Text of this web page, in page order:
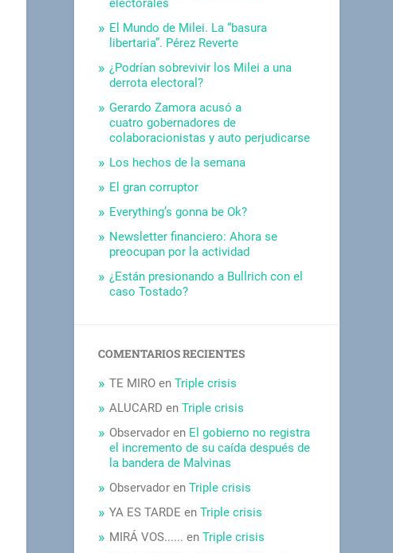
electorales
El Mundo de Milei. La “basura
libertaria”. Pérez Reverte
¿Podrían sobrevivir los Milei a una
derrota electoral?
Gerardo Zamora acusó a
cuatro gobernadores de
colaboracionistas y auto perjudicarse
Los hechos de la semana
El gran corruptor
Everything’s gonna be Ok?
Newsletter financiero: Ahora se
preocupan por la actividad
¿Están presionando a Bullrich con el
caso Tostado?
COMENTARIOS RECIENTES
TE MIRO enTriple crisis
ALUCARD enTriple crisis
Observador en El gobierno no registra
el incremento de su caída después de
la bandera de Malvinas
Observador enTriple crisis
YA ES TARDE enTriple crisis
MIRÁ VOS...... enTriple crisis